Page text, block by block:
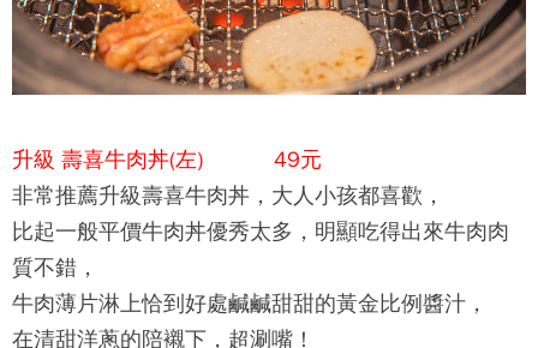
升級 壽喜牛肉丼(左) 49元
非常推薦升級壽喜牛肉丼，大人小孩都喜歡，
比起一般平價牛肉丼優秀太多，明顯吃得出來牛肉肉
質不錯，
牛肉薄片淋上恰到好處鹹鹹甜甜的黃金比例醬汁，
在清甜洋蔥的陪襯下，超涮嘴！